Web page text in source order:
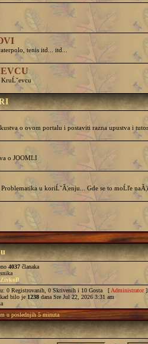
tenis itd... itd...
KruĹˇevcu
o ovom portalu i postaviti razna upustva i
o JOOMLI
u koriĹˇĂ¦enju... Gde se to moĹľe
4037 članaka
ZivkoB
0 Registrovanih, 0 Skrivenih i 10 Gosta [ Administrator
bilo je 1238 dana Sre Jul 22, 2026 3:31 am
u poslednjih 5 minuta